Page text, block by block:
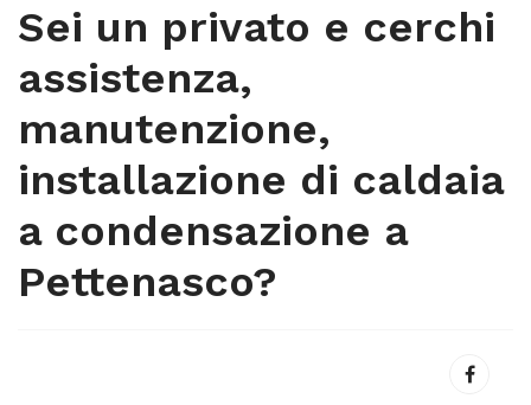
Sei un privato e cerchi
assistenza,
manutenzione,
installazione di caldaia
a condensazione a
Pettenasco?